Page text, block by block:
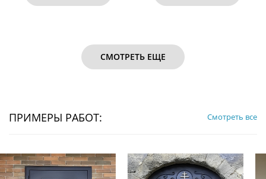
СМОТРЕТЬ ЕЩЕ
ПРИМЕРЫ РАБОТ: Смотреть все